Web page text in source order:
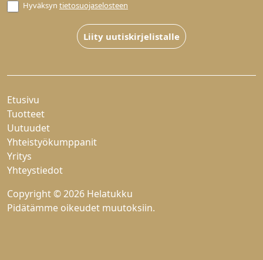
Hyväksyn tietosuojaselosteen
Liity uutiskirjelistalle
Etusivu
Tuotteet
Uutuudet
Yhteistyökumppanit
Yritys
Yhteystiedot
Copyright © 2026 Helatukku
Pidätämme oikeudet muutoksiin.